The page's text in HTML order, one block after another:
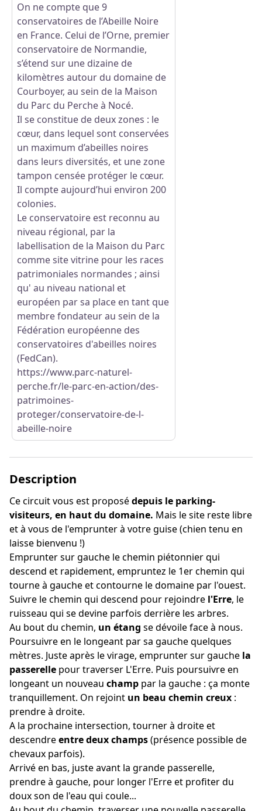
Voir l'image en plein écran
On ne compte que 9
conservatoires de l’Abeille Noire
en France. Celui de l’Orne, premier
conservatoire de Normandie,
s’étend sur une dizaine de
kilomètres autour du domaine de
Courboyer, au sein de la Maison
du Parc du Perche à Nocé.
Il se constitue de deux zones : le
cœur, dans lequel sont conservées
un maximum d’abeilles noires
dans leurs diversités, et une zone
tampon censée protéger le cœur.
Il compte aujourd’hui environ 200
colonies.
Le conservatoire est reconnu au
niveau régional, par la
labellisation de la Maison du Parc
comme site vitrine pour les races
patrimoniales normandes ; ainsi
qu' au niveau national et
européen par sa place en tant que
membre fondateur au sein de la
Fédération européenne des
conservatoires d'abeilles noires
(FedCan).
https://www.parc-naturel-
perche.fr/le-parc-en-action/des-
patrimoines-
proteger/conservatoire-de-l-
abeille-noire
Description
Ce circuit vous est proposédepuis le parking-
visiteurs, en haut du domaine. Mais le site reste libre
et à vous de l'emprunter à votre guise (chien tenu en
laisse bienvenu !)
Emprunter sur gauche le chemin piétonnier qui
descend et rapidement, empruntez le 1er chemin qui
tourne à gauche et contourne le domaine par l'ouest.
Suivre le chemin qui descend pour rejoindre l'Erre, le
ruisseau qui se devine parfois derrière les arbres.
Au bout du chemin, un étang se dévoile face à nous.
Poursuivre en le longeant par sa gauche quelques
mètres. Juste après le virage, emprunter sur gauche la
passerelle pour traverser L'Erre. Puis poursuivre en
longeant un nouveau champ par la gauche : ça monte
tranquillement. On rejoint un beau chemin creux :
prendre à droite.
A la prochaine intersection, tourner à droite et
descendreentre deux champs(présence possible de
chevaux parfois).
Arrivé en bas, juste avant la grande passerelle,
prendre à gauche, pour longer l'Erre et profiter du
doux son de l'eau qui coule...